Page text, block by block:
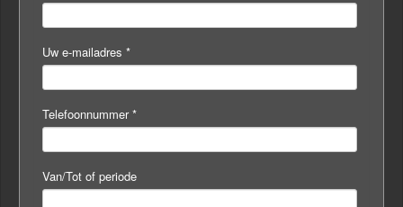
Uw e-mailadres *
Telefoonnummer*
Van/Tot of periode